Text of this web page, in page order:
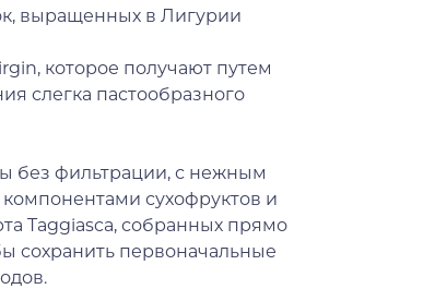
выращенных в Лигурии
которое получают путем
слегка пастообразного
без фильтрации, с нежным
сухофруктов и
Taggiasca, собранных прямо
сохранить первоначальные